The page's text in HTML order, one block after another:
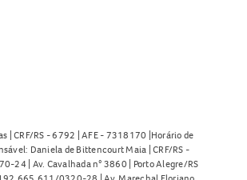
| CRF/RS - 6792 | AFE - 7318170 |Horário de
Daniela de Bittencourt Maia | CRF/RS -
24 | Av. Cavalhada n° 3860 | Porto Alegre/RS